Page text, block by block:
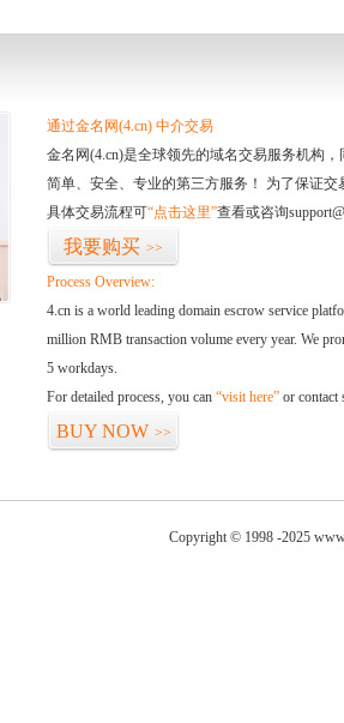
通过金名网(4.cn) 中介交易
金名网(4.cn)是全球领先的域名交易服务机构
简单、安全、专业的第三方服务！ 为了保证
具体交易流程可“点击这里”查看或咨询
我要购买 >>
Process Overview:
4.cn is a world leading domain escrow service
million RMB transaction volume every year. We
5 workdays.
For detailed process, you can “visit here” or contact
BUY NOW >>
Copyright © 1998 -2025